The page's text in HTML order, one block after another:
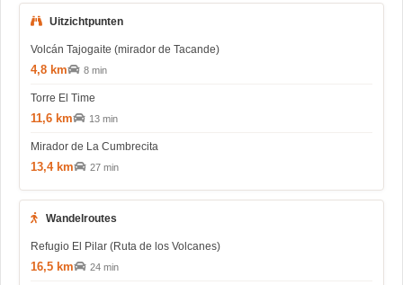
Uitzichtpunten
Volcán Tajogaite (mirador de Tacande)
4,8 km 8 min
Torre El Time
11,6 km 13 min
Mirador de La Cumbrecita
13,4 km 27 min
Wandelroutes
Refugio El Pilar (Ruta de los Volcanes)
16,5 km 24 min